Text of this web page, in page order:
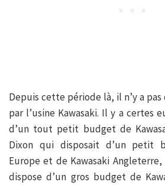
Depuis cette période là, il n’y a
par l’usine Kawasaki. Il y a certes
d’un tout petit budget de
Dixon qui disposait d’un petit
Europe et de Kawasaki
dispose d’un gros budget de